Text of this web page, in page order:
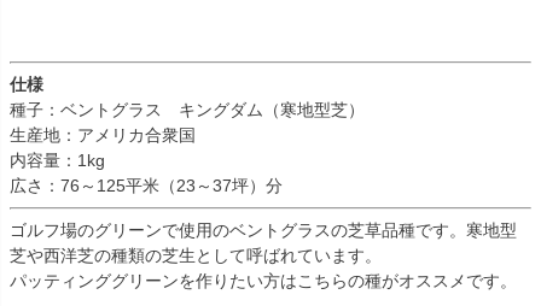
仕様
種子：ベントグラス キングダム（寒地型芝）
生産地：アメリカ合衆国
内容量：1kg
広さ：76～125平米（23～37坪）分
ゴルフ場のグリーンで使用のベントグラスの芝草品種です。寒地型
芝や西洋芝の種類の芝生として呼ばれています。
パッティンググリーンを作りたい方はこちらの種がオススメです。